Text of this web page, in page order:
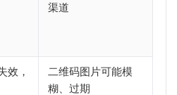
渠道
效，
二维码图片可能模
糊、过期